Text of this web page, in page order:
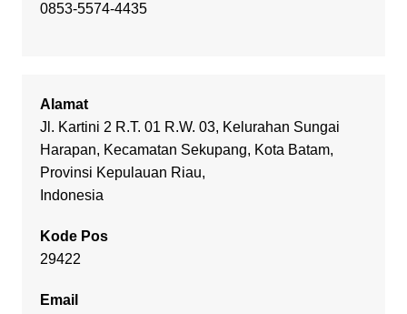
0853-5574-4435
Alamat
Jl. Kartini 2 R.T. 01 R.W. 03, Kelurahan Sungai
Harapan, Kecamatan Sekupang, Kota Batam,
Provinsi Kepulauan Riau,
Indonesia
Kode Pos
29422
Email